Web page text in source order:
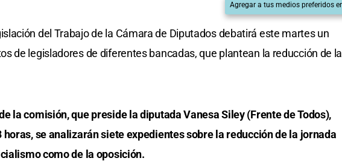
Agregar a tus medios preferidos
del Trabajo de la Cámara de Diputados debatirá este martes un
de legisladores de diferentes bancadas, que plantean la reducción de la
la comisión, que preside la diputada Vanesa Siley (Frente de Todos),
horas, se analizarán siete expedientes sobre la reducción de la jornada
como de la oposición.